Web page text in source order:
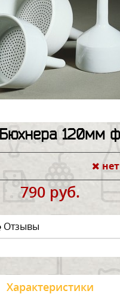
120мм
790 руб.
Отзывы
Характеристики